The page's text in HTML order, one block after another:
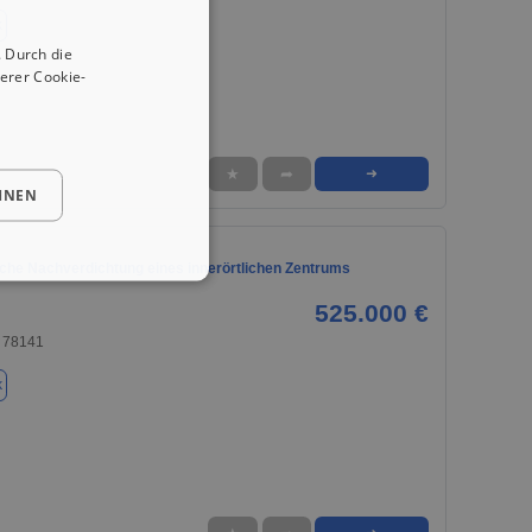
★ ➦ ➜
Nachverdichtung eines innerörtlichen Zentrums
525.000 €
die
Cookie-